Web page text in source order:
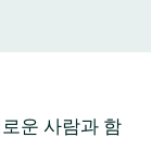
운 사람과 함